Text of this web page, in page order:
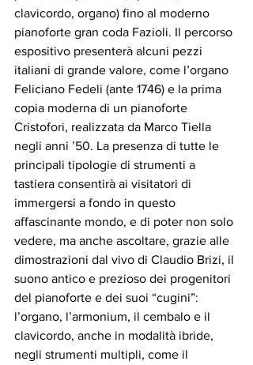
clavicordo, organo) fino al moderno
pianoforte gran coda Fazioli. Il percorso
espositivo presenterà alcuni pezzi
italiani di grande valore, come l’organo
Feliciano Fedeli (ante 1746) e la prima
copia moderna di un pianoforte
Cristofori, realizzata da Marco Tiella
negli anni ’50. La presenza di tutte le
principali tipologie di strumenti a
tastiera consentirà ai visitatori di
immergersi a fondo in questo
affascinante mondo, e di poter non solo
vedere, ma anche ascoltare, grazie alle
dimostrazioni dal vivo di Claudio Brizi, il
suono antico e prezioso dei progenitori
del pianoforte e dei suoi “cugini”:
l’organo, l’armonium, il cembalo e il
clavicordo, anche in modalità ibride,
negli strumenti multipli, come il